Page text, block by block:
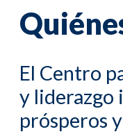
El Centro
y liderazgo
prósperos